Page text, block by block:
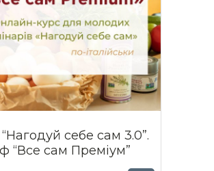
себе сам 3.0”.
“Все сам Преміум”
грн. 1598,00грн.